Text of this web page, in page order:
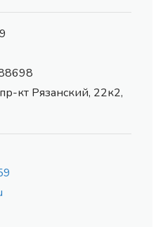
кт Рязанский, 22к2,